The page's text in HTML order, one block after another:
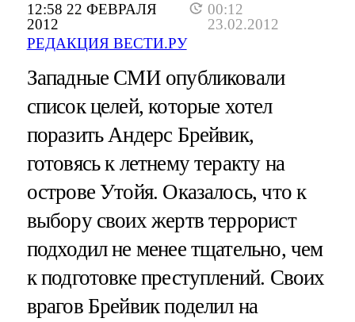
12:58 22 ФЕВРАЛЯ
2012
00:12
23.02.2012
РЕДАКЦИЯ ВЕСТИ.РУ
Западные СМИ опубликовали
список целей, которые хотел
поразить Андерс Брейвик,
готовясь к летнему теракту на
острове Утойя. Оказалось, что к
выбору своих жертв террорист
подходил не менее тщательно, чем
к подготовке преступлений. Своих
врагов Брейвик поделил на